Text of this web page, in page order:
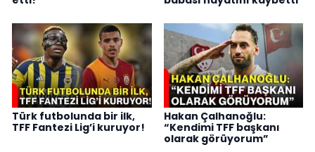
Türk futbolunda bir ilk,
TFF Fantezi Lig’i kuruyor!
Hakan Çalhanoğlu:
“Kendimi TFF başkanı
olarak görüyorum”